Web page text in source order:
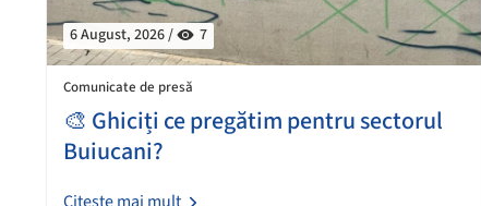
6 August, 2026 / 7
Comunicate de presă
🎨 Ghiciți ce pregătim pentru sectorul
Buiucani?